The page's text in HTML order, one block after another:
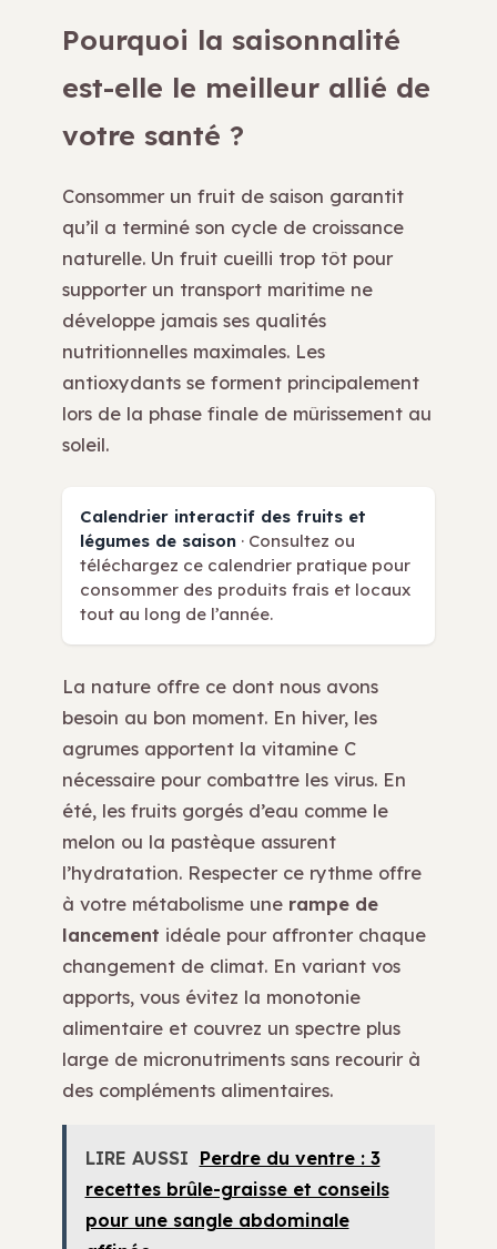
Pourquoi la saisonnalité
est-elle le meilleur allié de
votre santé ?
Consommer un fruit de saison garantit
qu’il a terminé son cycle de croissance
naturelle. Un fruit cueilli trop tôt pour
supporter un transport maritime ne
développe jamais ses qualités
nutritionnelles maximales. Les
antioxydants se forment principalement
lors de la phase finale de mûrissement au
soleil.
Calendrier interactif des fruits et
légumes de saison · Consultez ou
téléchargez ce calendrier pratique pour
consommer des produits frais et locaux
tout au long de l’année.
La nature offre ce dont nous avons
besoin au bon moment. En hiver, les
agrumes apportent la vitamine C
nécessaire pour combattre les virus. En
été, les fruits gorgés d’eau comme le
melon ou la pastèque assurent
l’hydratation. Respecter ce rythme offre
à votre métabolisme une rampe de
lancement idéale pour affronter chaque
changement de climat. En variant vos
apports, vous évitez la monotonie
alimentaire et couvrez un spectre plus
large de micronutriments sans recourir à
des compléments alimentaires.
LIRE AUSSI Perdre du ventre : 3
recettes brûle-graisse et conseils
pour une sangle abdominale